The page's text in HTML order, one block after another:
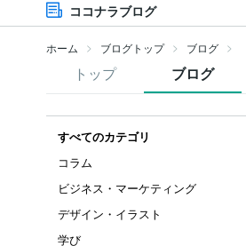
ココナラブログ
ホーム ブログトップ ブログ
トップ ブログ
すべてのカテゴリ
コラム
ビジネス・マーケティング
デザイン・イラスト
学び